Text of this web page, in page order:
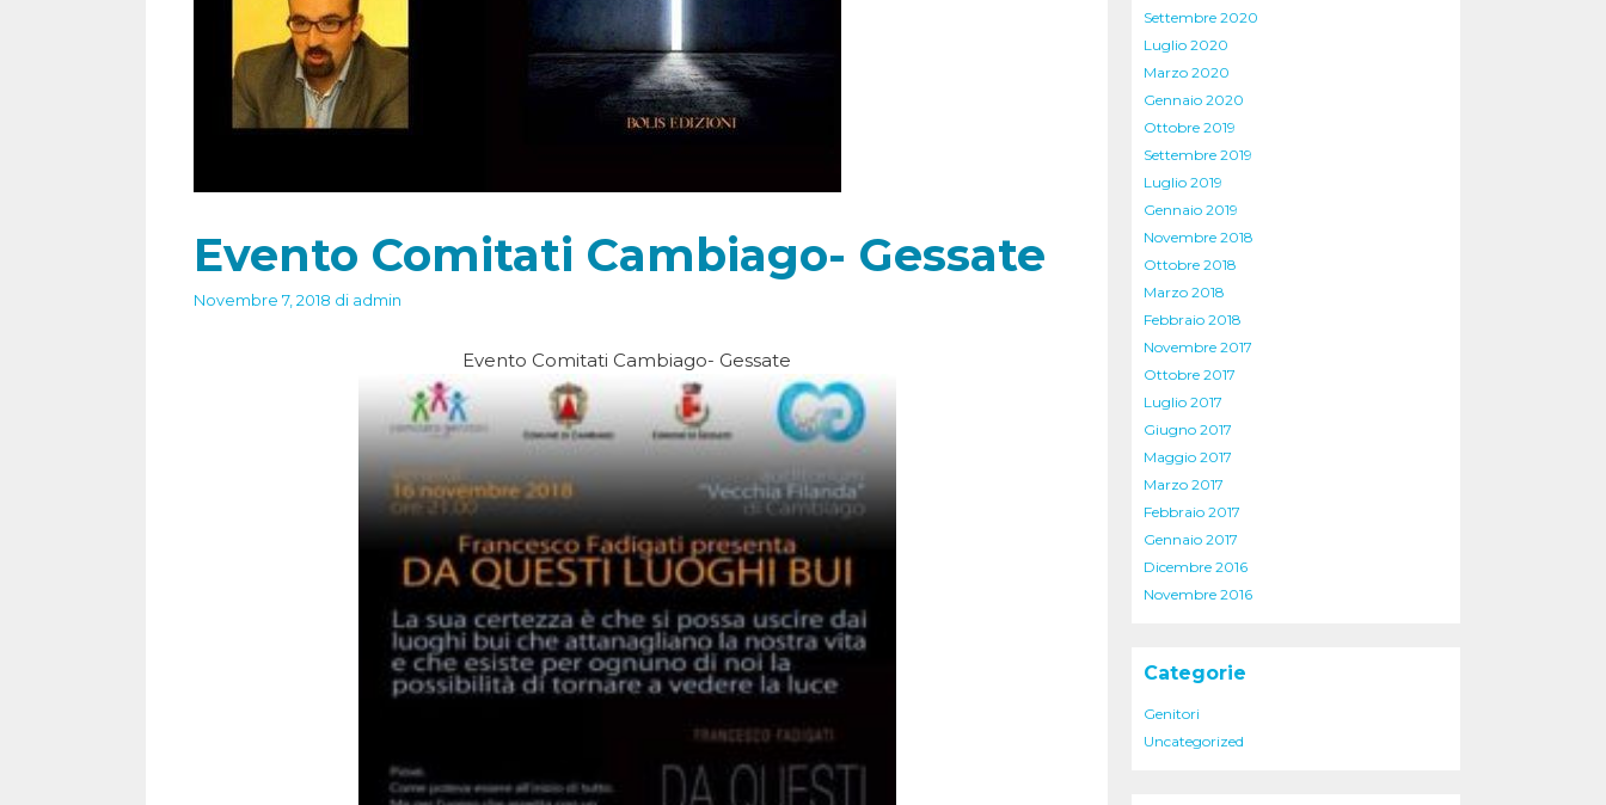
Evento Comitati Cambiago- Gessate
Novembre 7, 2018 di admin
Evento Comitati Cambiago- Gessate
Settembre 2020
Luglio 2020
Marzo 2020
Gennaio 2020
Ottobre 2019
Settembre 2019
Luglio 2019
Gennaio 2019
Novembre 2018
Ottobre 2018
Marzo 2018
Febbraio 2018
Novembre 2017
Ottobre 2017
Luglio 2017
Giugno 2017
Maggio 2017
Marzo 2017
Febbraio 2017
Gennaio 2017
Dicembre 2016
Novembre 2016
Categorie
Genitori
Uncategorized